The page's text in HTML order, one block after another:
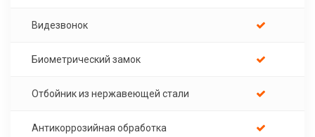
Видезвонок
Биометрический замок
Отбойник из нержавеющей стали
Антикоррозийная обработка